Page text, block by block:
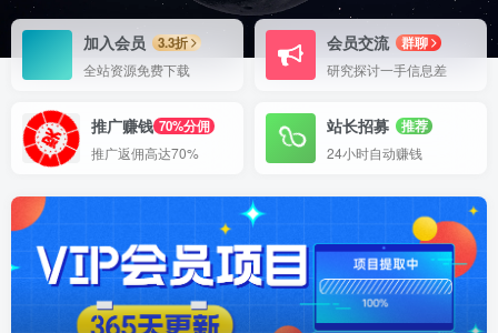
加入会员
3.3折
全站资源免费下载
会员交流
群聊
研究探讨一手信息差
推广赚钱 70%分佣
推广返佣高达70%
站长招募
推荐
24小时自动赚钱